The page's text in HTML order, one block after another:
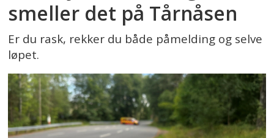
smeller det på Tårnåsen
Er du rask, rekker du både påmelding og selve
løpet.